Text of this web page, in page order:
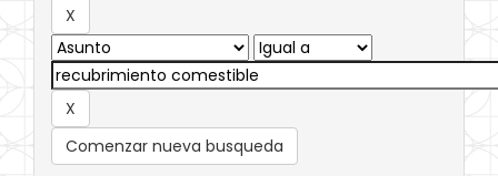
Comenzar nueva busqueda